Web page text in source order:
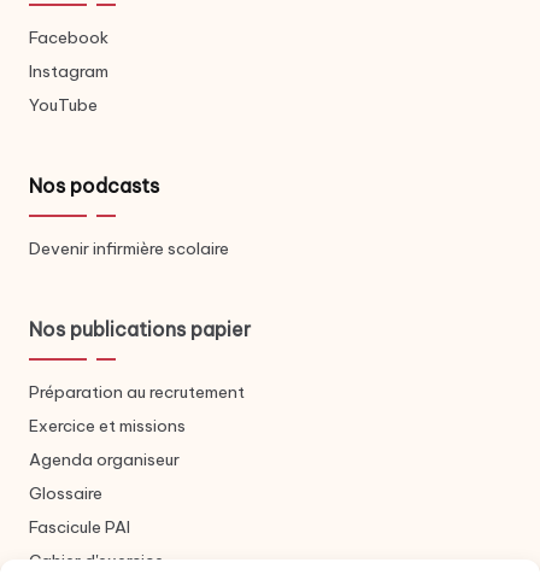
Facebook
Instagram
YouTube
Nos podcasts
Devenir infirmière scolaire
Nos publications papier
Préparation au recrutement
Exercice et missions
Agenda organiseur
Glossaire
Fascicule PAI
Cahier d'exercice